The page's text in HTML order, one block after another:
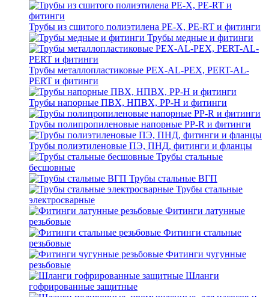
Трубы из сшитого полиэтилена PE-X, PE-RT и фитинги
Трубы медные и фитинги
Трубы металлопластиковые PEX-AL-PEX, PERT-AL-
PERT и фитинги
Трубы напорные ПВХ, НПВХ, PP-H и фитинги
Трубы полипропиленовые напорные PP-R и фитинги
Трубы полиэтиленовые ПЭ, ПНД, фитинги и фланцы
Трубы стальные
бесшовные
Трубы стальные ВГП
Трубы стальные
электросварные
Фитинги латунные
резьбовые
Фитинги стальные
резьбовые
Фитинги чугунные
резьбовые
Шланги
гофрированные защитные